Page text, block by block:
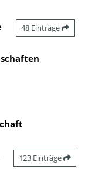
48 Einträge
123 Einträge